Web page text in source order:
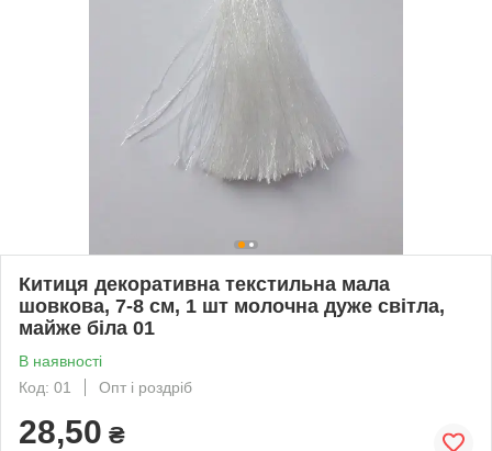
Китиця декоративна текстильна мала
шовкова, 7-8 см, 1 шт молочна дуже світла,
майже біла 01
В наявності
Код: 01
Опт і роздріб
28,50 ₴